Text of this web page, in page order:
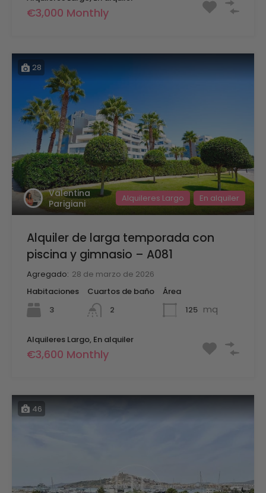
€3,000 Monthly
28
Valentina
Parigiani
Alquileres Largo En alquiler
Alquiler de larga temporada con
piscina y gimnasio – A081
Agregado: 28 de marzo de 2026
Habitaciones
3
Cuartos de baño
2
Área
125 mq
Alquileres Largo, En alquiler
€3,600 Monthly
46